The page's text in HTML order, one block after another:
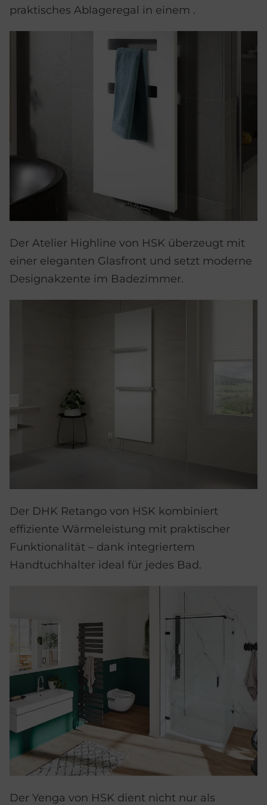
praktisches Ablageregal in einem .
Der Atelier Highline von HSK überzeugt mit
einer eleganten Glasfront und setzt moderne
Designakzente im Badezimmer.
Der DHK Retango von HSK kombiniert
effiziente Wärmeleistung mit praktischer
Funktionalität – dank integriertem
Handtuchhalter ideal für jedes Bad.
Der Yenga von HSK dient nicht nur als